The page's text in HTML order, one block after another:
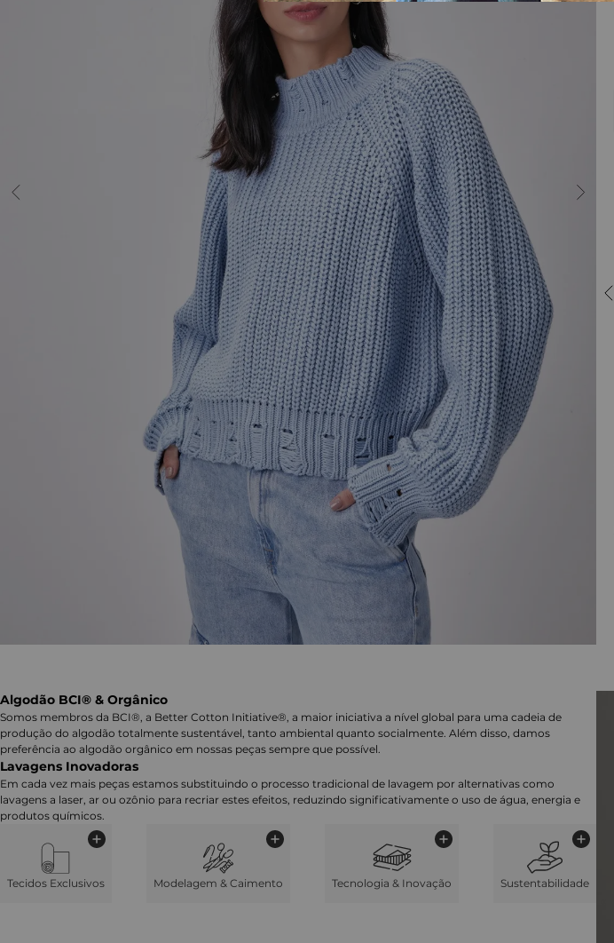
Algodão BCI® & Orgânico
Somos membros da BCI®, a Better Cotton Initiative®, a maior iniciativa a nível global para uma cadeia de
produção do algodão totalmente sustentável, tanto ambiental quanto socialmente. Além disso, damos
preferência ao algodão orgânico em nossas peças sempre que possível.
Lavagens Inovadoras
Em cada vez mais peças estamos substituindo o processo tradicional de lavagem por alternativas como
lavagens a laser, ar ou ozônio para recriar estes efeitos, reduzindo significativamente o uso de água, energia e
produtos químicos.
Tecidos Exclusivos Modelagem & Caimento Tecnologia & Inovação Sustentabilidade